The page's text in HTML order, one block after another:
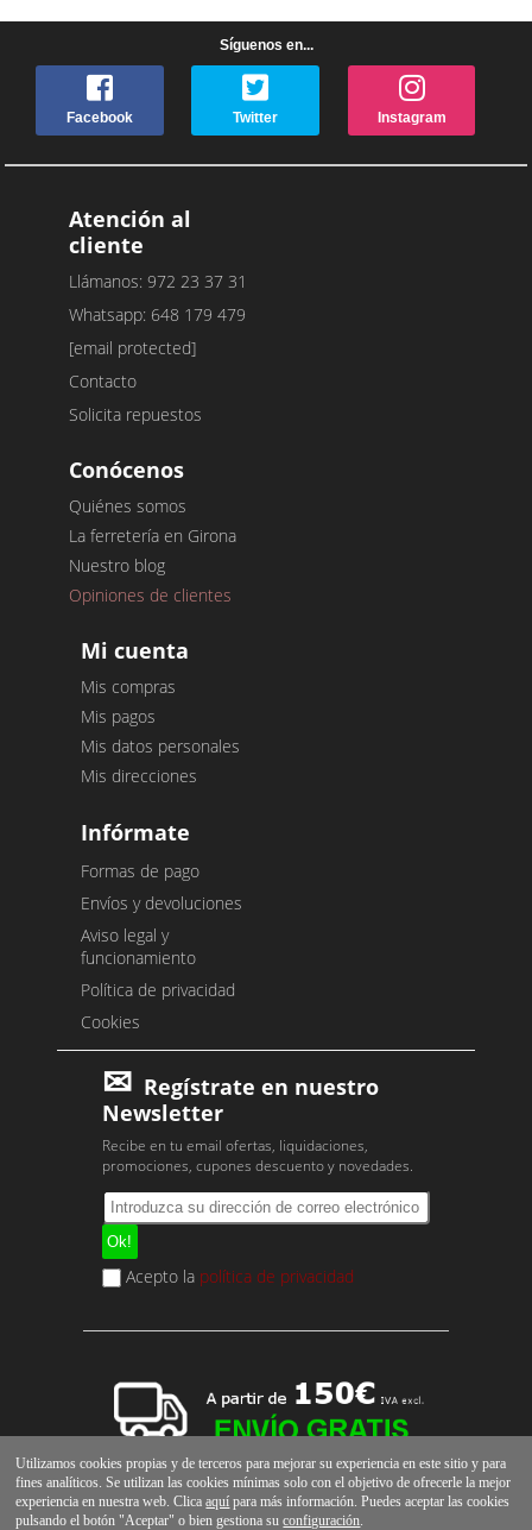
Síguenos en...
Facebook Twitter Instagram
Atención al
cliente
Llámanos: 972 23 37 31
Whatsapp: 648 179 479
[email protected]
Contacto
Solicita repuestos
Conócenos
Quiénes somos
La ferretería en Girona
Nuestro blog
Opiniones de clientes
Mi cuenta
Mis compras
Mis pagos
Mis datos personales
Mis direcciones
Infórmate
Formas de pago
Envíos y devoluciones
Aviso legal y
funcionamiento
Política de privacidad
Cookies
Regístrate en nuestro
Newsletter
Recibe en tu email ofertas, liquidaciones,
promociones, cupones descuento y novedades.
Acepto la política de privacidad
Utilizamos cookies propias y de terceros para mejorar su experiencia en este sitio y para
fines analíticos. Se utilizan las cookies mínimas solo con el objetivo de ofrecerle la mejor
experiencia en nuestra web. Clicaaquí para más información. Puedes aceptar las cookies
pulsando el botón "Aceptar" o bien gestiona suconfiguración.